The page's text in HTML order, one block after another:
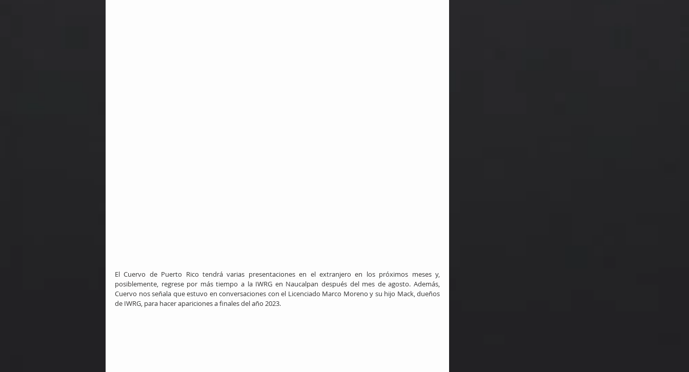
El Cuervo de Puerto Rico tendrá varias presentaciones en el extranjero en los próximos meses y,
posiblemente, regrese por más tiempo a la IWRG en Naucalpan después del mes de agosto. Además,
Cuervo nos señala que estuvo en conversaciones con el Licenciado Marco Moreno y su hijo Mack, dueños
de IWRG, para hacer apariciones a finales del año 2023.